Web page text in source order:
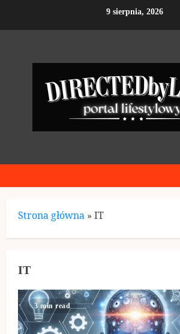
9 sierpnia, 2026
Strona główna » IT
IT
3 min read